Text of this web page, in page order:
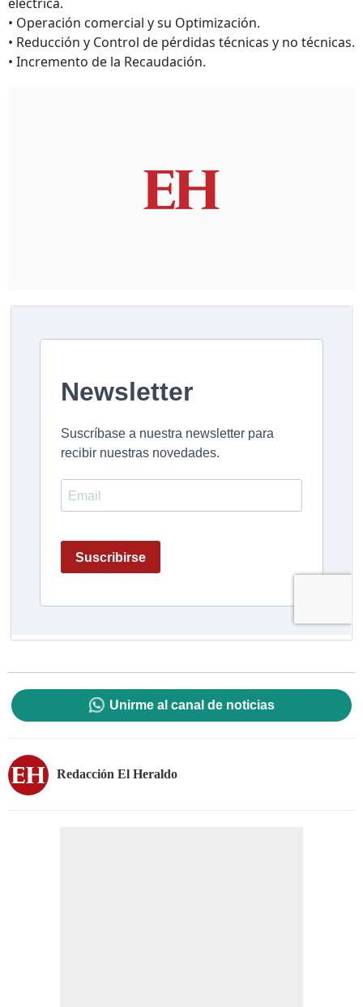
• Operación comercial y su Optimización.
• Reducción y Control de pérdidas técnicas y no técnicas.
• Incremento de la Recaudación.
Unirme al canal de noticias
Redacción El Heraldo